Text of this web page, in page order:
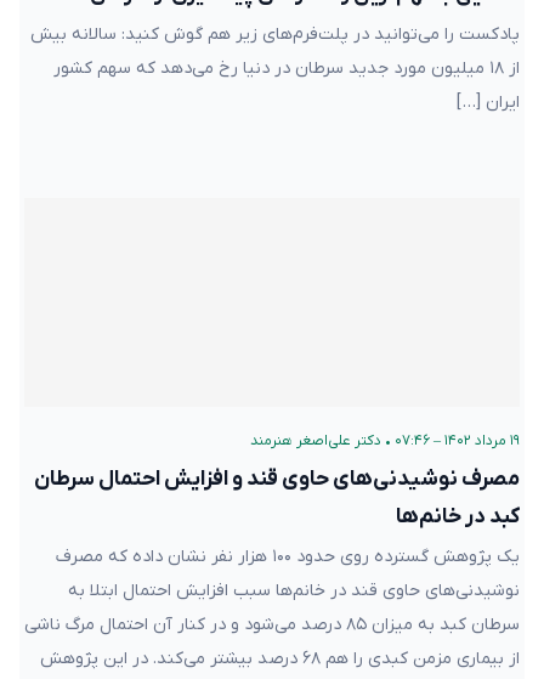
پادکست را می‌توانید در پلت‌فرم‌های زیر هم گوش کنید: سالانه بیش
از ۱۸ میلیون مورد جدید سرطان در دنیا رخ می‌دهد که سهم کشور
ایران […]
۱۹ مرداد ۱۴۰۲ – ۰۷:۴۶ • دکتر علی‌اصغر هنرمند
مصرف نوشیدنی‌های حاوی قند و افزایش احتمال سرطان
کبد در خانم‌ها
یک پژوهش گسترده روی حدود ۱۰۰ هزار نفر نشان داده که مصرف
نوشیدنی‌های حاوی قند در خانم‌ها سبب افزایش احتمال ابتلا به
سرطان کبد به میزان ۸۵ درصد می‌شود و در کنار آن احتمال مرگ ناشی
از بیماری‌ مزمن کبدی را هم ۶۸ درصد بیشتر می‌کند. در این پژوهش